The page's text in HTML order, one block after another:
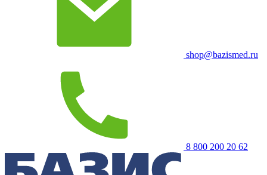
shop@bazismed.ru
8 800 200 20 62